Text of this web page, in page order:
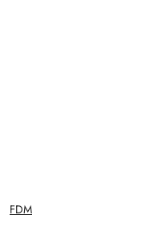
NAZWA
PRODUCENTA:
FDM